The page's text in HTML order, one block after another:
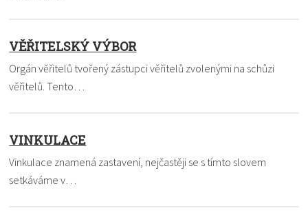
VĚŘITELSKÝ VÝBOR
Orgán věřitelů tvořený zástupci věřitelů zvolenými na schůzi
věřitelů. Tento…
VINKULACE
Vinkulace znamená zastavení, nejčastěji se s tímto slovem
setkáváme v…